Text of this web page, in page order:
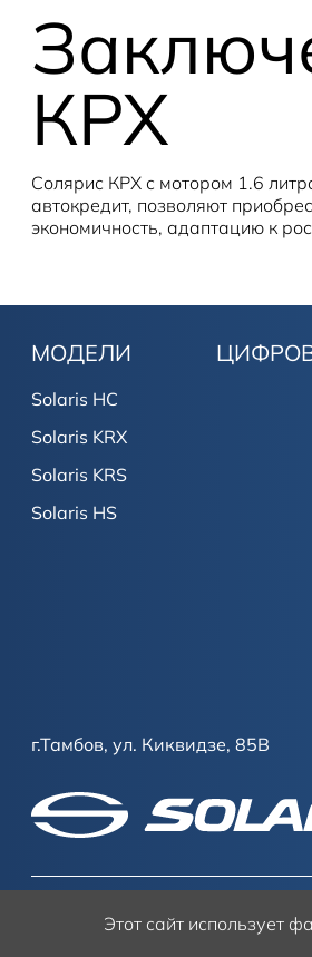
КРХ
Солярис КРХ с мотором 1.6
автокредит, позволяют
экономичность, адаптацию к
МОДЕЛИ
Solaris HC
Solaris KRX
Solaris KRS
Solaris HS
г.Тамбов, ул. Киквидзе, 85В
Условия использования сайта
Этот сайт использует